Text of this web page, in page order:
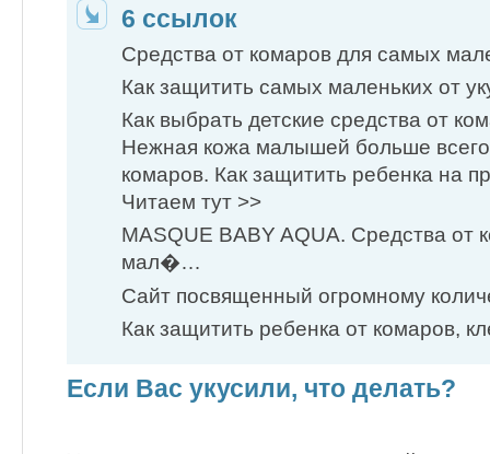
6 ссылок
Средства от комаров для самых
Как защитить самых маленьких от
Как выбрать детские средства от
Нежная кожа малышей больше
комаров. Как защитить ребенка на
Читаем тут >>
MASQUE BABY AQUA. Средства от
мал�…
Сайт посвященный огромному
Как защитить ребенка от комаров,
Если Вас укусили, что делать?